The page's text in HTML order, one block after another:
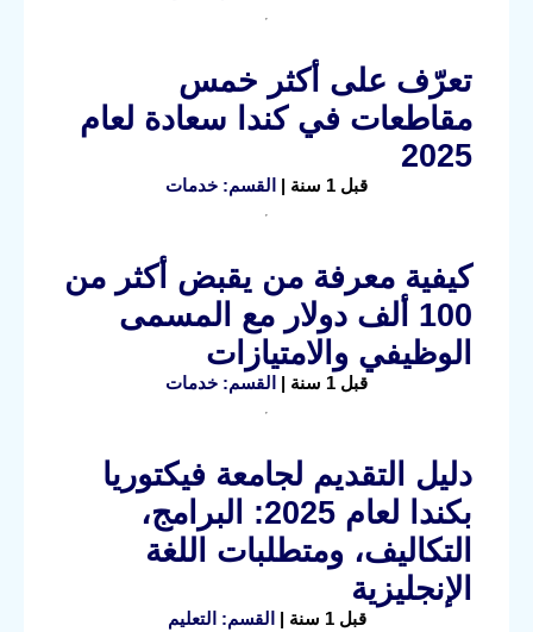
تعرّف على أكثر خمس
مقاطعات في كندا سعادة لعام
2025
قبل 1 سنة | القسم: خدمات
كيفية معرفة من يقبض أكثر من
100 ألف دولار مع المسمى
الوظيفي والامتيازات
قبل 1 سنة | القسم: خدمات
دليل التقديم لجامعة فيكتوريا
بكندا لعام 2025: البرامج،
التكاليف، ومتطلبات اللغة
الإنجليزية
قبل 1 سنة | القسم: التعليم